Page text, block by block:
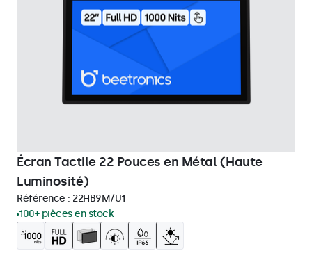
Écran Tactile 22 Pouces en Métal (Haute
Luminosité)
Référence : 22HB9M/U1
100+ pièces en stock